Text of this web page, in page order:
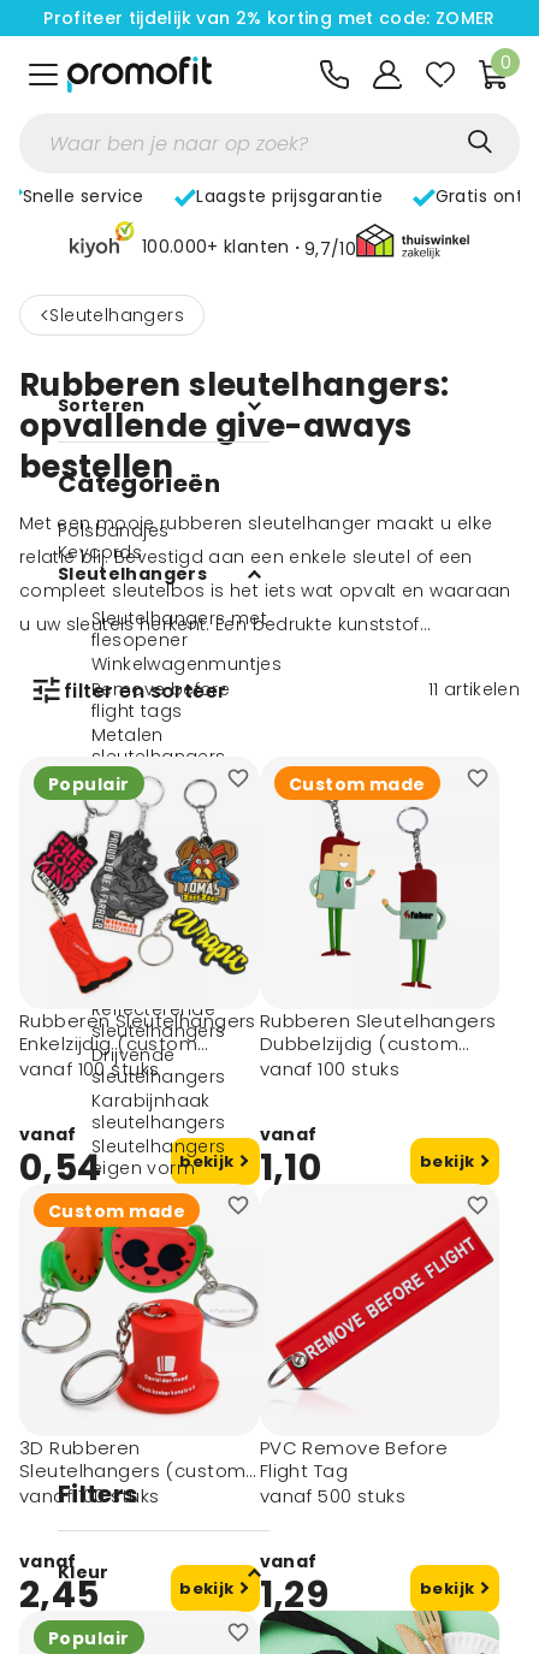
Profiteer tijdelijk van 2% korting met code: ZOMER
0
Snelle service Laagste prijsgarantie Gratis
100.000+ klanten 9,7/10
< Sleutelhangers
Sorteren
Categorieën
Polsbandjes
Keycords
Sleutelhangers
Sleutelhangers met
flesopener
Winkelwagenmuntjes
Remove before
flight tags
Metalen
sleutelhangers
Rubberen
sleutelhangers
Kunststof
sleutelhangers
Stoffen
sleutelhangers
Houten
sleutelhangers
Leren
sleutelhangers
Reflecterende
sleutelhangers
Drijvende
sleutelhangers
Karabijnhaak
sleutelhangers
Sleutelhangers
eigen vorm
Sleutelhangers
graveren
Sleutelhanger huis
Sleutelhangers met
foto
Sleutelhangers met
lampje
Overige
sleutelhangers
Alle sleutelhangers
Aanstekers
Filters
Kleur
Wit (1)
Rubberen sleutelhangers:
opvallende give-aways
bestellen
Met een mooie rubberen sleutelhanger maakt u elke
relatie blij. Bevestigd aan een enkele sleutel of een
compleet sleutelbos is het iets wat opvalt en waaraan
u uw sleutels herkent. Een bedrukte kunststof
sleutelhanger kan trendy of stijlvol zijn, maar ook een
vrolijke noot toevoegen. De opdruk en het ontwerp is
hiervoor heel bepalend. Met welke opdruk en rubberen
sleutelhanger gaat u uw relaties verrassen?
filter en sorteer 11 artikelen
Populair
Rubberen Sleutelhangers
Enkelzijdig (custom
made)
vanaf 100 stuks
vanaf
0,54 bekijk
Custom made
Rubberen Sleutelhangers
Dubbelzijdig (custom
made)
vanaf 100 stuks
vanaf
1,10 bekijk
Custom made
3D Rubberen
Sleutelhangers (custom
made)
vanaf 100 stuks
vanaf
2,45 bekijk
PVC Remove Before
Flight Tag
vanaf 500 stuks
vanaf
1,29 bekijk
Populair